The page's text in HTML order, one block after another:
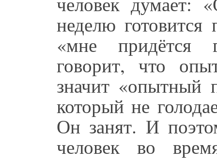
неделю
«мне придётся
говорит, что
значит «опытный
который не
Он занят. И
человек во